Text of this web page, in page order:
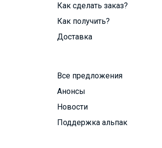
Как сделать заказ?
Как получить?
Доставка
Все предложения
Анонсы
Новости
Поддержка альпак